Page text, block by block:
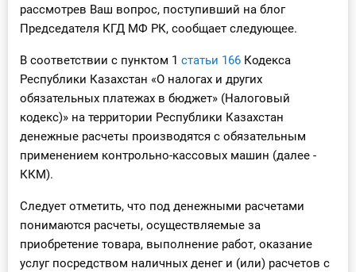
Учет по отраслям
Интернет-магазин
О Системе
Обучение
Тестирование для
бухгалтера
рассмотрев Ваш вопрос, поступивший на блог
Председателя КГД МФ РК, сообщает следующее.
В соответствии с пунктом 1 статьи 166 Кодекса
Республики Казахстан «О налогах и других
обязательных платежах в бюджет» (Налоговый
кодекс)» на территории Республики Казахстан
денежные расчеты производятся с обязательным
применением контрольно-кассовых машин (далее -
ККМ).
Следует отметить, что под денежными расчетами
понимаются расчеты, осуществляемые за
приобретение товара, выполнение работ, оказание
услуг посредством наличных денег и (или) расчетов с